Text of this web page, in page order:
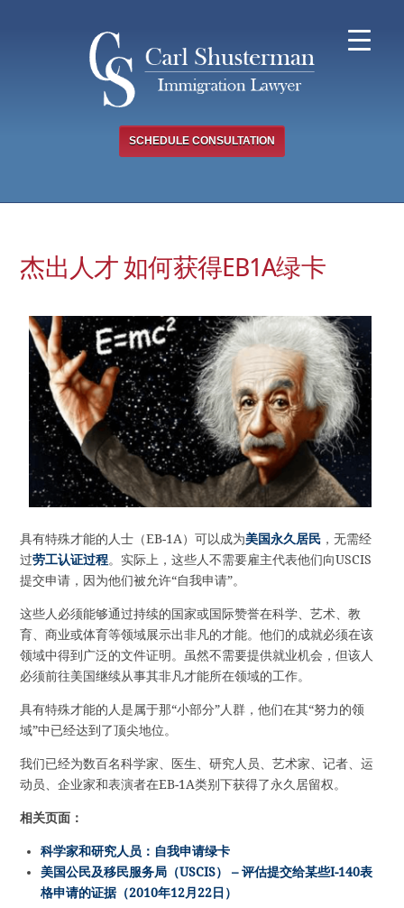
SCHEDULE CONSULTATION
杰出人才 如何获得EB1A绿卡
具有特殊才能的人士（EB-1A）可以成为美国永久居民 ，无需经
过劳工认证过程。实际上，这些人不需要雇主代表他们向USCIS
提交申请，因为他们被允许“自我申请”。
这些人必须能够通过持续的国家或国际赞誉在科学、艺术、教
育、商业或体育等领域展示出非凡的才能。他们的成就必须在该
领域中得到广泛的文件证明。虽然不需要提供就业机会，但该人
必须前往美国继续从事其非凡才能所在领域的工作。
具有特殊才能的人是属于那“小部分”人群，他们在其“努力的领
域”中已经达到了顶尖地位。
我们已经为数百名科学家、医生、研究人员、艺术家、记者、运
动员、企业家和表演者在EB-1A类别下获得了永久居留权。
相关页面：
科学家和研究人员：自我申请绿卡
美国公民及移民服务局（USCIS） – 评估提交给某些I-140表
格申请的证据（2010年12月22日）